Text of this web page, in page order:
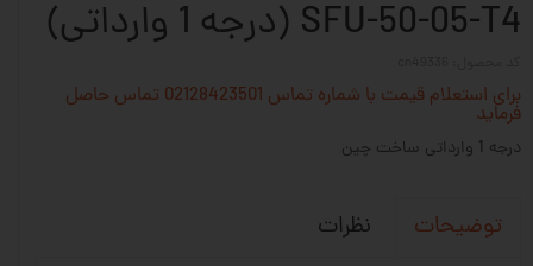
SFU-50-05-T4 (درجه 1 وارداتی)
برای استعلام قیمت با شماره تماس 02128423501 تماس حاصل
فرماید
درجه 1 وارداتی ساخت چین
توضیحات نظرات